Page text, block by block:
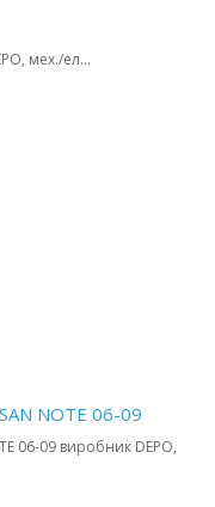
мех./ел...
NOTE 06-09
06-09 виробник DEPO,